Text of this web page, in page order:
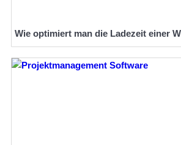
Wie optimiert man die Ladezeit einer